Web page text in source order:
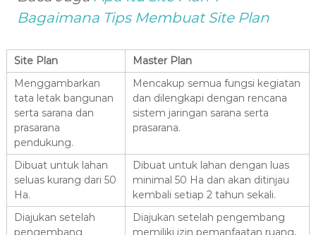
Bagaimana Tips Membuat Site Plan
Site Plan
Master Plan
Menggambarkan
tata letak bangunan
serta sarana dan
prasarana
pendukung.
Mencakup semua fungsi kegiatan
dan dilengkapi dengan rencana
sistem jaringan sarana serta
prasarana.
Dibuat untuk lahan
seluas kurang dari 50
Ha.
Dibuat untuk lahan dengan luas
minimal 50 Ha dan akan ditinjau
kembali setiap 2 tahun sekali.
Diajukan setelah
pengembang
Diajukan setelah pengembang
memiliki izin pemanfaatan ruang,